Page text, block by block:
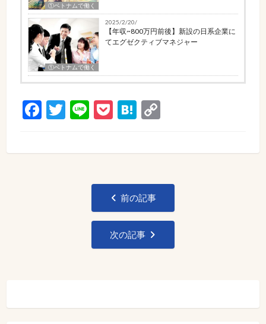
①ベトナムで働く
①ベトナムで働く
2025/2/20/
【年収~800万円前後】新設の日系企業に
てエグゼクティブマネジャー
Facebook
Twitter
LinePocketHatena
Copy
シ
前の記事
次の記事